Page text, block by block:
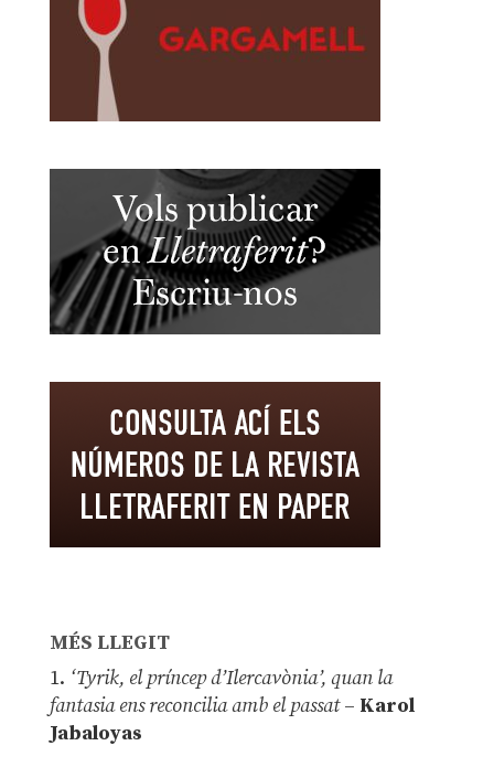
MÉS LLEGIT
1. ‘Tyrik, el príncep d’Ilercavònia’, quan la
fantasia ens reconcilia amb el passat– Karol
Jabaloyas